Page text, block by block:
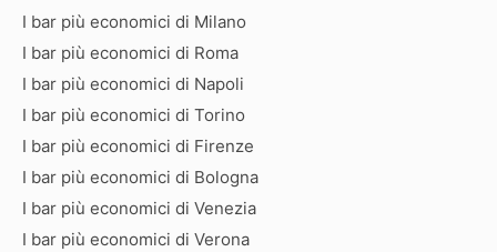
I bar più economici di Milano
I bar più economici di Roma
I bar più economici di Napoli
I bar più economici di Torino
I bar più economici di Firenze
I bar più economici di Bologna
I bar più economici di Venezia
I bar più economici di Verona